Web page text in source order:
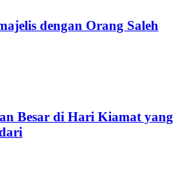
dengan Orang Saleh
Besar di Hari Kiamat yang